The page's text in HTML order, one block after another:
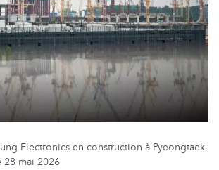
Electronics en construction à Pyeongtaek,
28 mai 2026